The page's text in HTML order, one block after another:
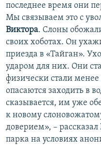
последнее время они
Мы связываем это с
Виктора. Слоны
своих хоботах. Он
приезда в «Тайган».
ударом для них. Они
физически стали
опасаются заходить в
сказывается, им уже
к новому
доверием», – рассказал
парка на условиях